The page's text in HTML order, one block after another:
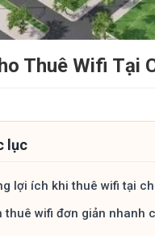
Thuê Wifi Tại
lục
lợi ích khi thuê wifi tại
thuê wifi đơn giản nhanh